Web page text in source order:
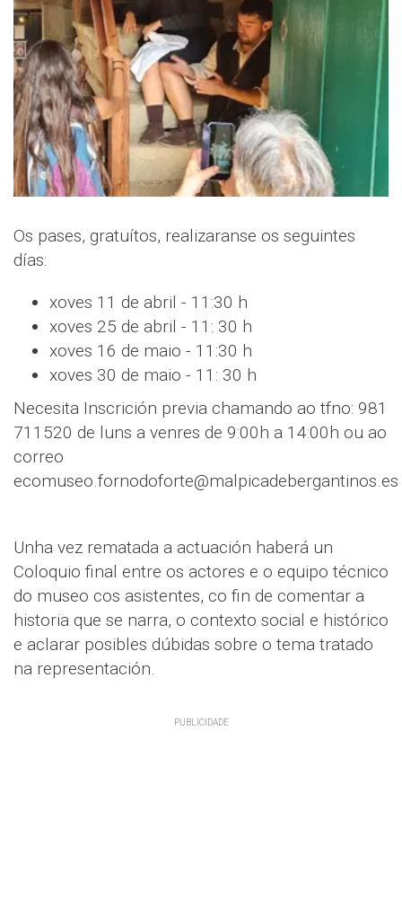
Os pases, gratuítos, realizaranse os seguintes
días:
xoves 11 de abril - 11:30 h
xoves 25 de abril - 11: 30 h
xoves 16 de maio - 11:30 h
xoves 30 de maio - 11: 30 h
Necesita Inscrición previa chamando ao tfno: 981
711520 de luns a venres de 9:00h a 14:00h ou ao
correo
ecomuseo.fornodoforte@malpicadebergantinos.es
Unha vez rematada a actuación haberá un
Coloquio final entre os actores e o equipo técnico
do museo cos asistentes, co fin de comentar a
historia que se narra, o contexto social e histórico
e aclarar posibles dúbidas sobre o tema tratado
na representación.